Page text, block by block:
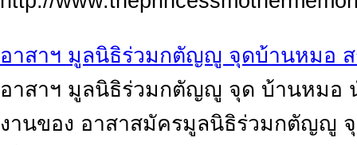
อาสาฯ มูลนิธิร่วมกตัญญู จุดบ้านหมอ ส
อาสาฯ มูลนิธิร่วมกตัญญู จุด บ้านหมอ
งานของ อาสาสมัครมูลนิธิร่วมกตัญญู